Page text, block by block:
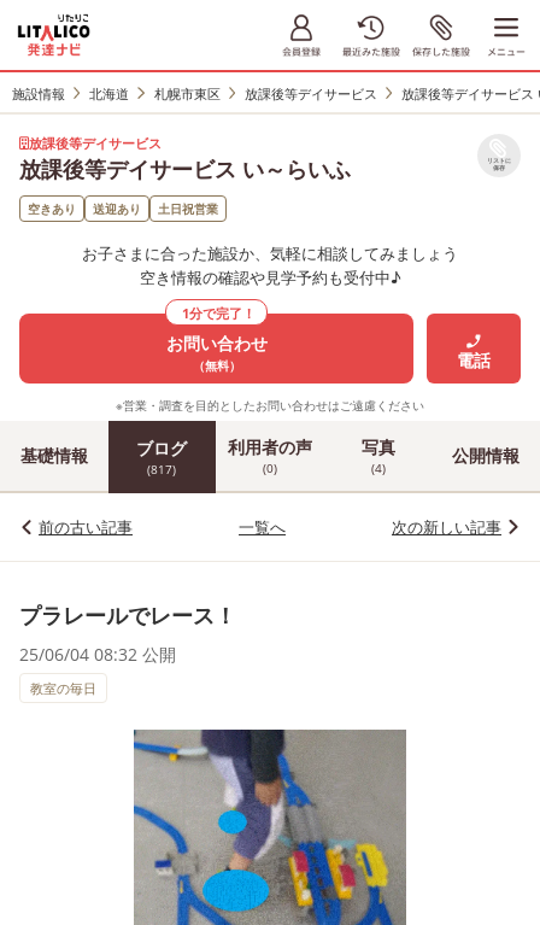
施設情報 北海道 札幌市東区 放課後等デイサービス 放課後等デイサービス
放課後等デイサービス
放課後等デイサービス い～らいふ リストに
保存
空きあり 送迎あり 土日祝営業
お子さまに合った施設か、気軽に相談してみましょう
空き情報の確認や見学予約も受付中♪
1分で完了！
お問い合わせ
（無料） 電話
※営業・調査を目的としたお問い合わせはご遠慮ください
基礎情報 ブログ
(817)
利用者の声
(0)
写真
(4)
公開情報
前の古い記事 一覧へ 次の新しい記事
プラレールでレース！
25/06/04 08:32 公開
教室の毎日